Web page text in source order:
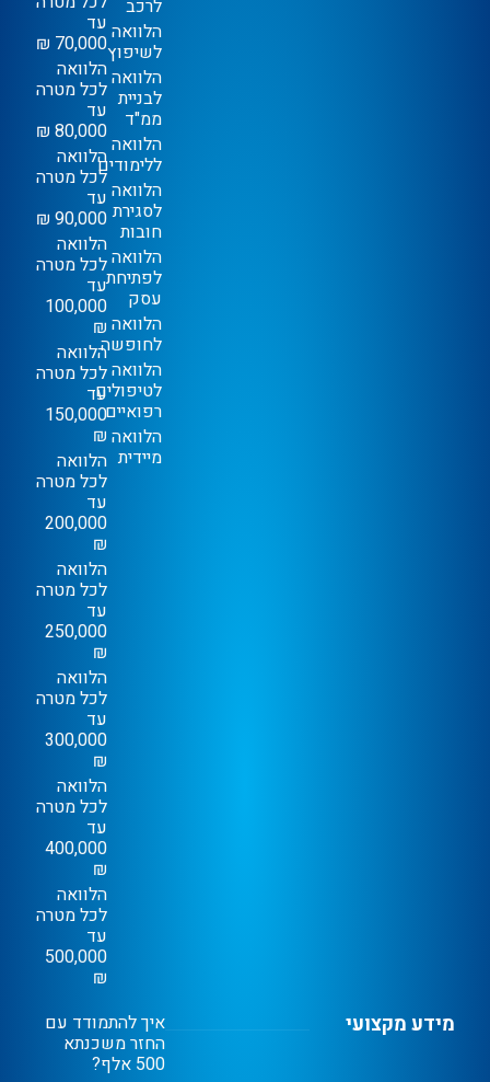
לרכב
הלוואה
לשיפוץ
הלוואה
לבניית
ממ"ד
הלוואה
ללימודים
הלוואה
לסגירת
חובות
הלוואה
לפתיחת
עסק
הלוואה
לחופשה
הלוואה
לטיפולים
רפואיים
הלוואה
מיידית
עד
70,000 ₪
הלוואה
לכל מטרה
עד
80,000 ₪
הלוואה
לכל מטרה
עד
90,000 ₪
הלוואה
לכל מטרה
עד
100,000
₪
הלוואה
לכל מטרה
עד
150,000
₪
הלוואה
לכל מטרה
עד
200,000
₪
הלוואה
לכל מטרה
עד
250,000
₪
הלוואה
לכל מטרה
עד
300,000
₪
הלוואה
לכל מטרה
עד
400,000
₪
הלוואה
לכל מטרה
עד
500,000
₪
מידע מקצועי איך להתמודד עם
החזר משכנתא
500 אלף?